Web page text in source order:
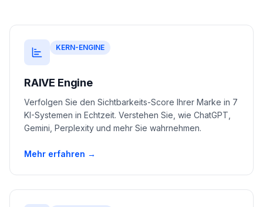
RAISA
Assistant
Integrationen
ANALYSIEREN
Berichte
&
Analysen
KERN-ENGINE
RAIVE Engine
Verfolgen Sie den Sichtbarkeits-Score Ihrer Marke in 7
KI-Systemen in Echtzeit. Verstehen Sie, wie ChatGPT,
Gemini, Perplexity und mehr Sie wahrnehmen.
Mehr erfahren →